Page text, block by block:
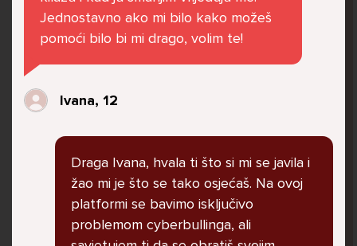
na to. Prije toga svega nakon nekoliko godina
prijateljstva ostavila me najbolja prijateljica
nisam htjela ići u školu jer me to sve jako
pogodilo. Cyber bulyala me preko snapchata
i drugih drugih društvenih mreža. Sad opet
razgovaramo no jako teško. Stalno provodim
vrijeme učeći ili trenirajući moje pse jako sam
vezana za njih te ih jako volim Često
razgovaram s mamom no ne želim joj sve reći
jer me ne shvaća. Ponekad želim skočiti sa
balkona svoje kuće. Neznam što da više
Jednostavno ako mi bilo kako možeš
pomoći bilo bi mi drago, volim te!
Ivana, 12
Draga Ivana, hvala ti što si mi se javila i
žao mi je što se tako osjećaš. Na ovoj
platformi se bavimo isključivo
problemom cyberbullinga, ali